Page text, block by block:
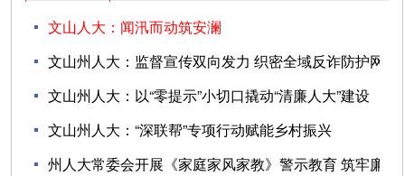
文山人大：闻汛而动筑安澜
08-04
文山州人大：监督宣传双向发力 织密全域反诈防护网
07-13
文山州人大：以“零提示”小切口撬动“清廉人大”建设
文山州人大：“深联帮”专项行动赋能乡村振兴
07-08
州人大常委会开展《家庭家风家教》警示教育 筑牢廉